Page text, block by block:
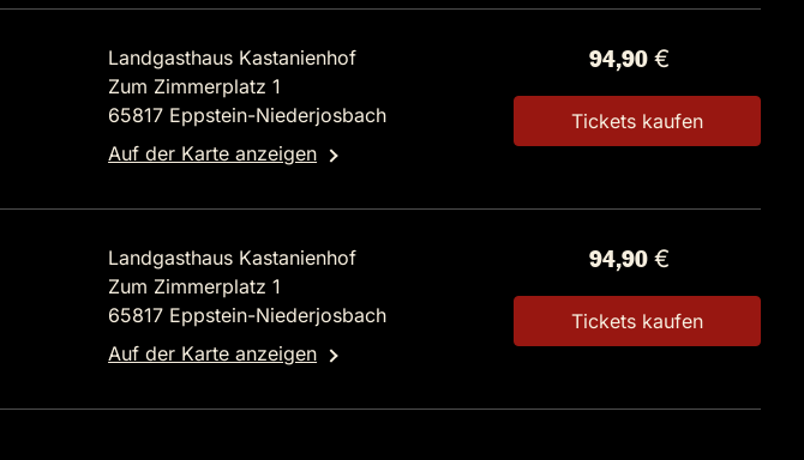
Landgasthaus Kastanienhof
Zum Zimmerplatz 1
65817 Eppstein-Niederjosbach
Auf der Karte anzeigen
94,90 €
Tickets kaufen
Landgasthaus Kastanienhof
Zum Zimmerplatz 1
65817 Eppstein-Niederjosbach
Auf der Karte anzeigen
94,90 €
Tickets kaufen